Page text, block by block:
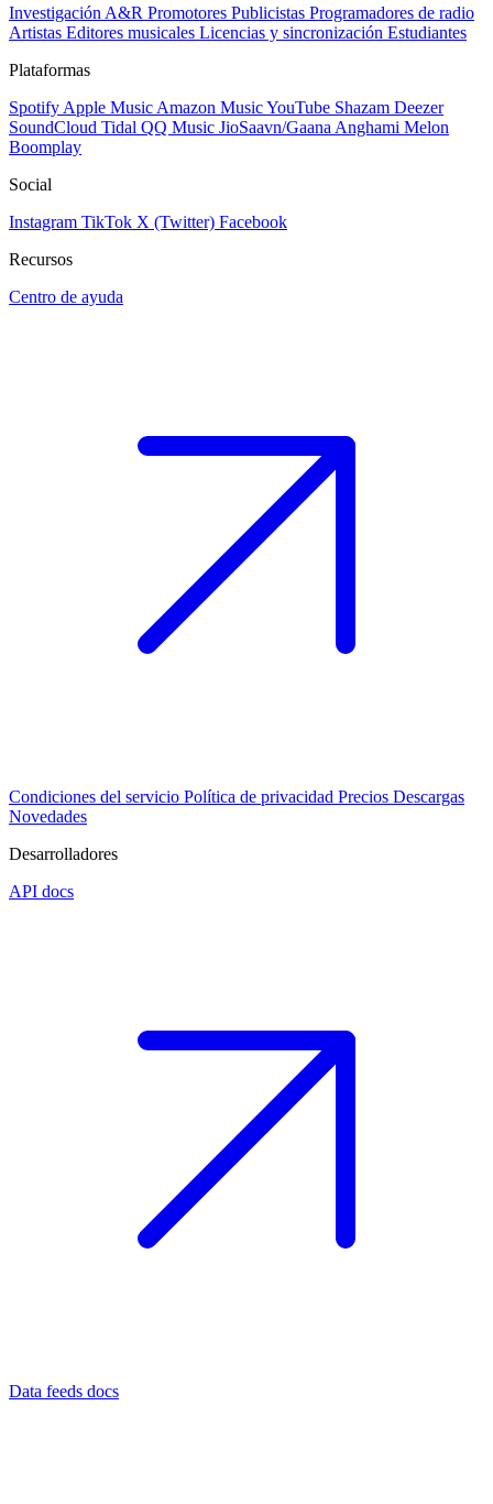
Investigación A&R Promotores Publicistas Programadores de radio
Artistas Editores musicales Licencias y sincronización Estudiantes
Plataformas
Spotify Apple Music Amazon MusicYouTube Shazam Deezer
SoundCloud Tidal QQ Music JioSaavn/Gaana Anghami Melon
Boomplay
Social
Instagram TikTok X (Twitter) Facebook
Recursos
Centro de ayuda
Condiciones del servicio Política de privacidad Precios Descargas
Novedades
Desarrolladores
API docs
Data feeds docs